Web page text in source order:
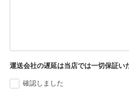
運送会社の遅延は当店では一切保証い
確認しました